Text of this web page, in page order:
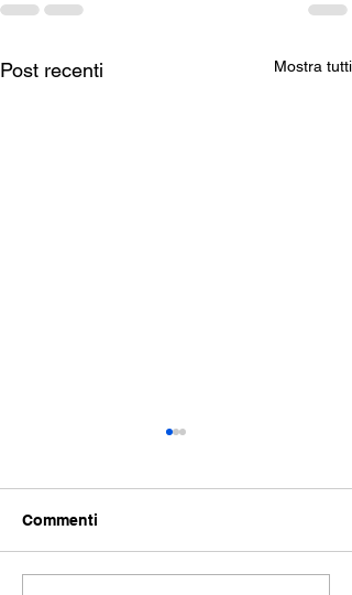
Post recenti Mostra tutti
Commenti